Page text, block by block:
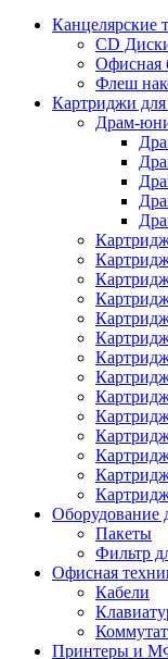
Канцелярские
CD
Офисная
Флеш
Картриджи
Драм-
Оборудование
Пакеты
Фильтр
Офисная
Кабели
Принтеры и